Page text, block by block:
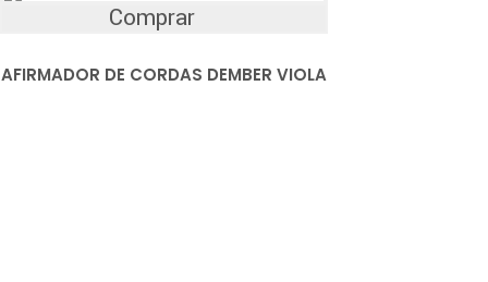
Comprar
AFIRMADOR DE CORDAS DEMBER VIOLA